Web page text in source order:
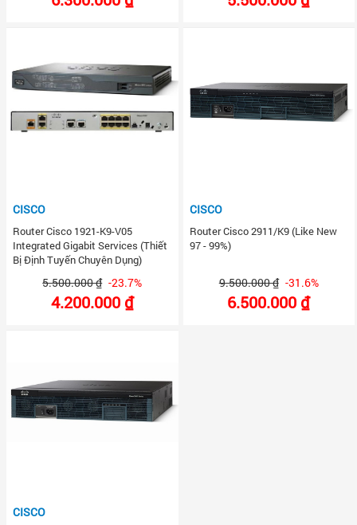
CISCO
Router Cisco 1921-K9-V05
Integrated Gigabit Services (Thiết
Bị Định Tuyến Chuyên Dụng)
5.500.000 ₫ -23.7%
4.200.000 ₫
CISCO
Router Cisco 2911/K9 (Like New
97 - 99%)
9.500.000 ₫ -31.6%
6.500.000 ₫
CISCO